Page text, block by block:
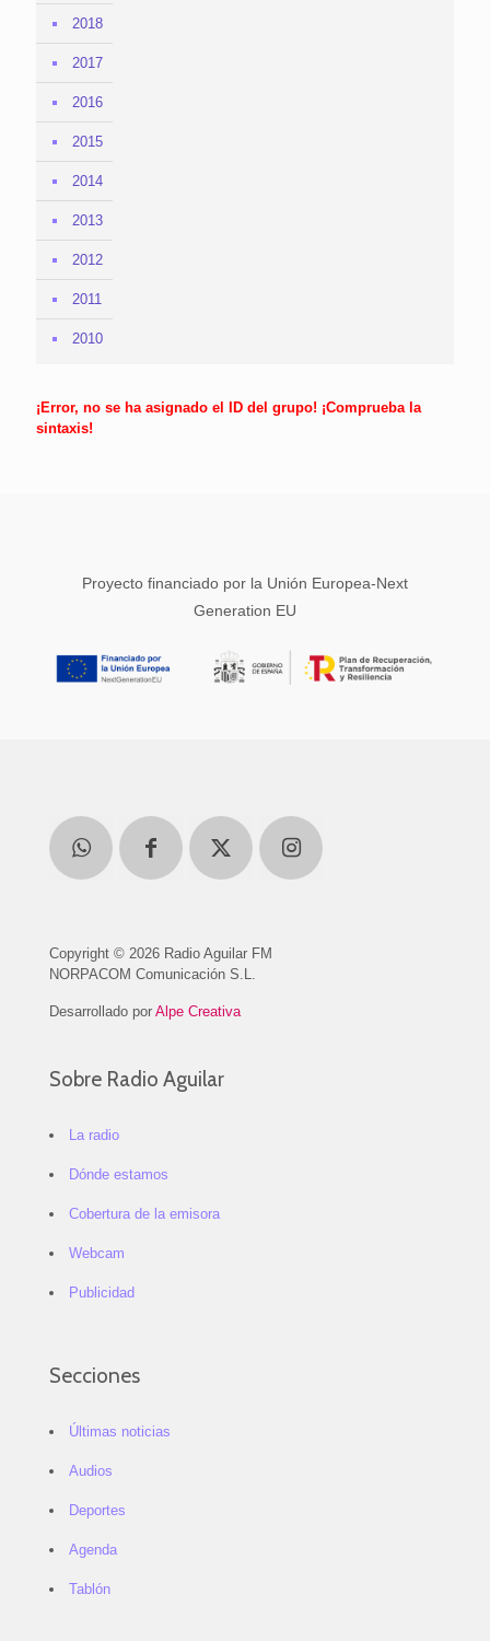
2018
2017
2016
2015
2014
2013
2012
2011
2010
¡Error, no se ha asignado el ID del grupo! ¡Comprueba la
sintaxis!
Proyecto financiado por la Unión Europea-Next
Generation EU
Copyright © 2026 Radio Aguilar FM
NORPACOM Comunicación S.L.
Desarrollado por Alpe Creativa
Sobre Radio Aguilar
La radio
Dónde estamos
Cobertura de la emisora
Webcam
Publicidad
Secciones
Últimas noticias
Audios
Deportes
Agenda
Tablón